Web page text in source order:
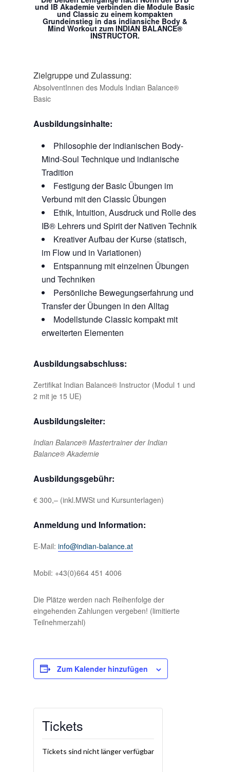
und IB Akademie verbinden die Module Basic
und Classic zu einem kompakten
Grundeinstieg in das indiansiche Body &
Mind Workout zum INDIAN BALANCE®
INSTRUCTOR.
Zielgruppe und Zulassung:
AbsolventInnen des Moduls Indian Balance®
Basic
Ausbildungsinhalte:
Philosophie der indianischen Body-
Mind-Soul Technique und indianische
Tradition
Festigung der Basic Übungen im
Verbund mit den Classic Übungen
Ethik, Intuition, Ausdruck und Rolle des
IB® Lehrers und Spirit der Nativen Technik
Kreativer Aufbau der Kurse (statisch,
im Flow und in Variationen)
Entspannung mit einzelnen Übungen
und Techniken
Persönliche Bewegungserfahrung und
Transfer der Übungen in den Alltag
Modellstunde Classic kompakt mit
erweiterten Elementen
Ausbildungsabschluss:
Zertifikat Indian Balance® Instructor (Modul 1 und
2 mit je 15 UE)
Ausbildungsleiter:
Indian Balance® Mastertrainer der Indian
Balance® Akademie
Ausbildungsgebühr:
€ 300,– (inkl.MWSt und Kursunterlagen)
Anmeldung und Information:
E-Mail: info@indian-balance.at
Mobil: +43(0)664 451 4006
Die Plätze werden nach Reihenfolge der
eingehenden Zahlungen vergeben! (limitierte
Teilnehmerzahl)
Zum Kalender hinzufügen
Tickets
Tickets sind nicht länger verfügbar